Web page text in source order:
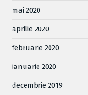
mai 2020
aprilie 2020
februarie 2020
ianuarie 2020
decembrie 2019